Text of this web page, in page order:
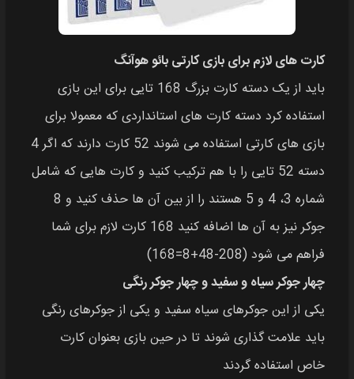
کارت های لازم برای بازی کارتی بائو هوآنگ
باید از یک دسته کارت بزرگ 168 تایی برای این بازی
استفاده کرد دسته کارت های استانداردی که معمولا برای
بازی های کارتی استفاده می شوند 52 کارت دارند که اگر 4
دسته 52 تایی را با هم ترکیب کنید و کارت هایی که شامل
شماره 3، 4 و 5 هستند را از بین آن ها حذف کنید و 8
جوکر نیز به آن ها اضافه کنید 168 کارت لازم برای شما
فراهم می شود (208-48+8=168)
چهار جوکر سیاه و سفید و چهار جوکر رنگی
یکی از این جوکرهای سیاه سفید و یکی از جوکرهای رنگی
باید علامت گذاری شوند تا در حین بازی بعنوان کارت
خاص استفاده گردند